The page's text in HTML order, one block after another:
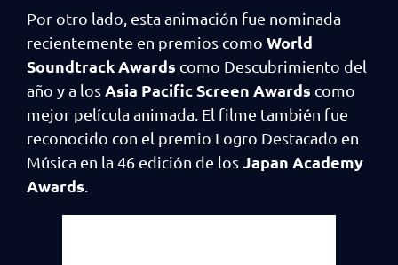
Por otro lado, esta animación fue nominada
recientemente en premios como World
Soundtrack Awards como Descubrimiento del
año y a losAsia Pacific Screen Awards como
mejor película animada. El filme también fue
reconocido con el premio Logro Destacado en
Música en la 46 edición de losJapan Academy
Awards.